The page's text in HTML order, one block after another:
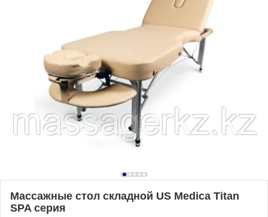
Массажные стол складной US Medica Titan
SPA серия